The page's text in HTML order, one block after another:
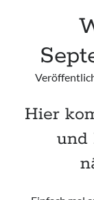
Hier
und